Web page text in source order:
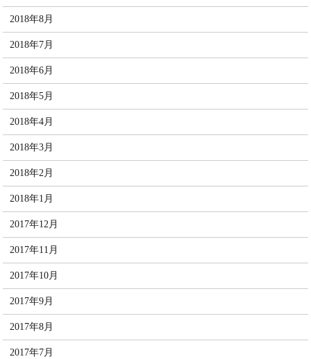
2018年8月
2018年7月
2018年6月
2018年5月
2018年4月
2018年3月
2018年2月
2018年1月
2017年12月
2017年11月
2017年10月
2017年9月
2017年8月
2017年7月